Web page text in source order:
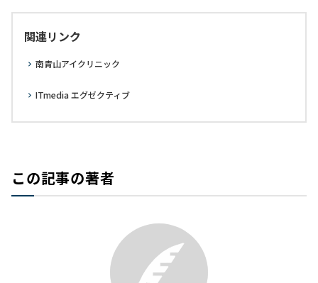
関連リンク
南青山アイクリニック
ITmedia エグゼクティブ
この記事の著者